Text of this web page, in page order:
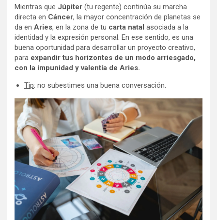
Mientras que Júpiter (tu regente) continúa su marcha
directa en Cáncer, la mayor concentración de planetas se
da en Aries, en la zona de tu carta natal asociada a la
identidad y la expresión personal. En ese sentido, es una
buena oportunidad para desarrollar un proyecto creativo,
para expandir tus horizontes de un modo arriesgado,
con la impunidad y valentía de Aries.
Tip: no subestimes una buena conversación.